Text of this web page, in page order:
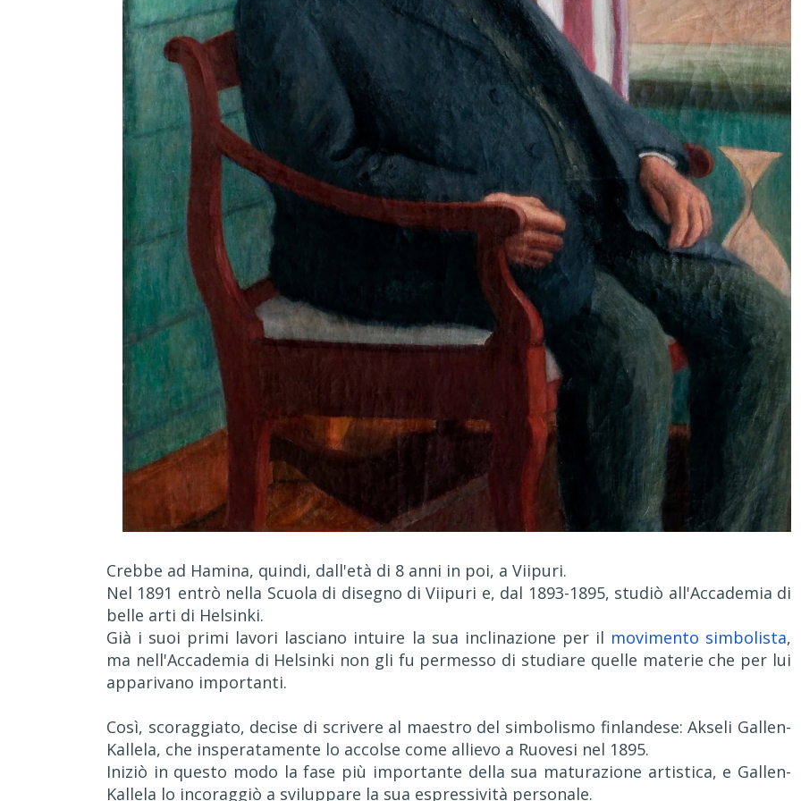
Crebbe ad Hamina, quindi, dall'età di 8 anni in poi, a Viipuri.
Nel 1891 entrò nella Scuola di disegno di Viipuri e, dal 1893-1895, studiò all'Accademia di
belle arti di Helsinki.
Già i suoi primi lavori lasciano intuire la sua inclinazione per il movimento simbolista,
ma nell'Accademia di Helsinki non gli fu permesso di studiare quelle materie che per lui
apparivano importanti.
Così, scoraggiato, decise di scrivere al maestro del simbolismo finlandese: Akseli Gallen-
Kallela, che insperatamente lo accolse come allievo a Ruovesi nel 1895.
Iniziò in questo modo la fase più importante della sua maturazione artistica, e Gallen-
Kallela lo incoraggiò a sviluppare la sua espressività personale.